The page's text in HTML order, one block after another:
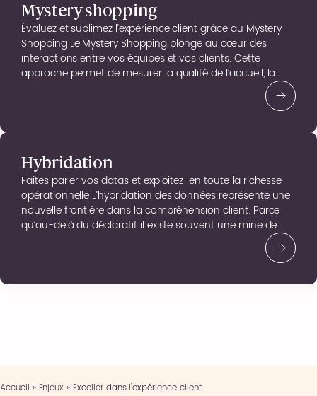
Mystery shopping
Évaluez et sublimez l’expérience client grâce au Mystery
Shopping Le Mystery Shopping plonge au cœur des
interactions entre vos équipes et vos clients. Cette
approche permet de mesurer la qualité de l’accueil, la
conformité des process et l’excellence opérationnelle sur
le terrain, tout en identifiant des leviers pour enrichir
Hybridation
Faites parler vos datas et exploitez-en toute la richesse
opérationnelle L’hybridation des données représente une
nouvelle frontière dans la compréhension client. Parce
qu’au-delà du déclaratif il existe souvent une mine de
données comportementales nourrie par l’empreinte
numérique des individus, des citoyens et de vos clients,
de ces datas […]
Accueil » Enjeux » Exceller dans l’expérience client